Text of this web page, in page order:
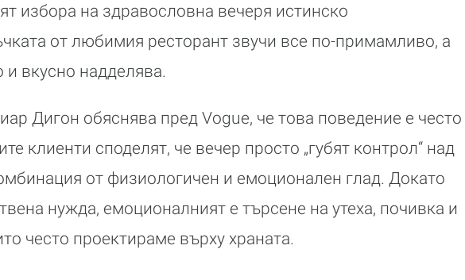
избора на здравословна вечеря истинско
от любимия ресторант звучи все по-примамливо, а
вкусно надделява.
Дигон обяснява пред Vogue, че това поведение е често
клиенти споделят, че вечер просто „губят контрол“ над
от физиологичен и емоционален глад. Докато
нужда, емоционалният е търсене на утеха, почивка и
често проектираме върху храната.